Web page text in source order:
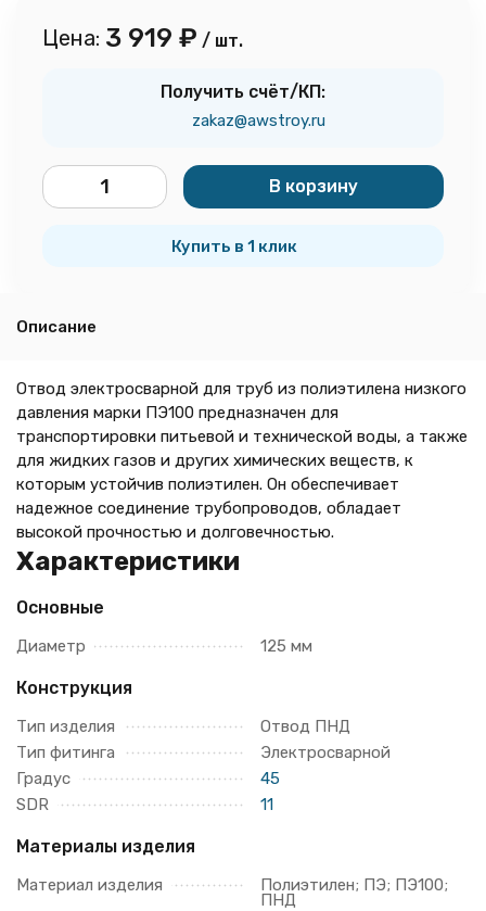
Цена: 3 919 ₽ / шт.
Получить счёт/КП:
zakaz@awstroy.ru
В корзину
Купить в 1 клик
Описание
Отвод электросварной для труб из полиэтилена низкого
давления марки ПЭ100 предназначен для
транспортировки питьевой и технической воды, а также
для жидких газов и других химических веществ, к
которым устойчив полиэтилен. Он обеспечивает
надежное соединение трубопроводов, обладает
высокой прочностью и долговечностью.
Характеристики
Основные
Диаметр 125 мм
Конструкция
Тип изделия
Отвод ПНД
Тип фитинга
Электросварной
Градус
45
SDR
11
Материалы изделия
Материал изделия Полиэтилен; ПЭ; ПЭ100;
ПНД